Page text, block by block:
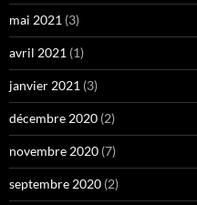
mai 2021 (3)
avril 2021 (1)
janvier 2021 (3)
décembre 2020 (2)
novembre 2020 (7)
septembre 2020 (2)